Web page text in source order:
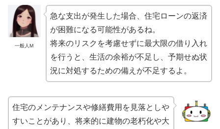
一般人M
急な支出が発生した場合、住宅ローンの返済
が困難になる可能性があるね。
将来のリスクを考慮せずに最大限の借り入れ
を行うと、生活の余裕が不足し、予期せぬ状
況に対処するための備えが不足するよ。
住宅のメンテナンスや修繕費用を見落としや
すいことがあり、将来的に建物の老朽化や大